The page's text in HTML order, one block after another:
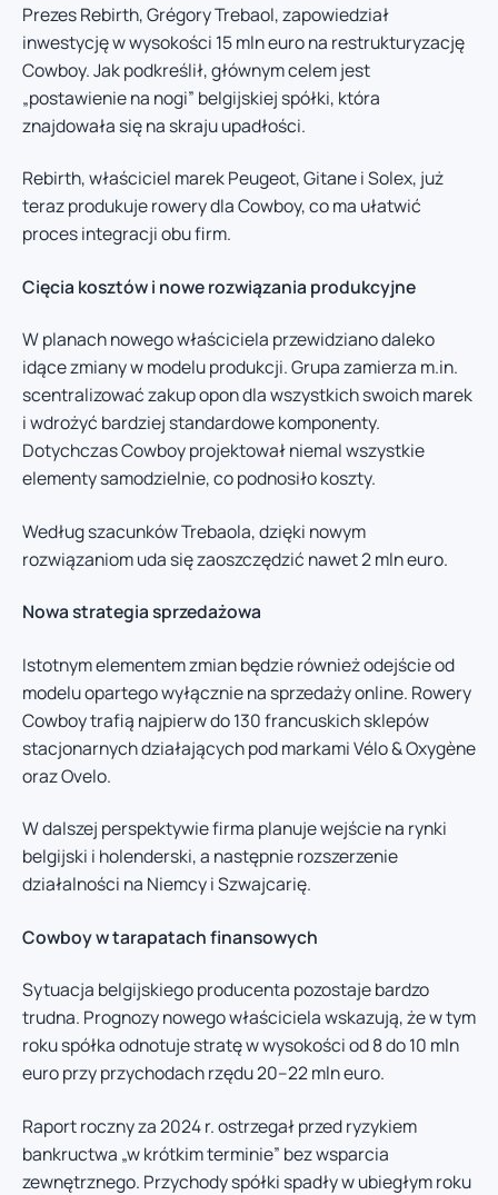
Prezes Rebirth, Grégory Trebaol, zapowiedział
inwestycję w wysokości 15 mln euro na restrukturyzację
Cowboy. Jak podkreślił, głównym celem jest
„postawienie na nogi” belgijskiej spółki, która
znajdowała się na skraju upadłości.
Rebirth, właściciel marek Peugeot, Gitane i Solex, już
teraz produkuje rowery dla Cowboy, co ma ułatwić
proces integracji obu firm.
Cięcia kosztów i nowe rozwiązania produkcyjne
W planach nowego właściciela przewidziano daleko
idące zmiany w modelu produkcji. Grupa zamierza m.in.
scentralizować zakup opon dla wszystkich swoich marek
i wdrożyć bardziej standardowe komponenty.
Dotychczas Cowboy projektował niemal wszystkie
elementy samodzielnie, co podnosiło koszty.
Według szacunków Trebaola, dzięki nowym
rozwiązaniom uda się zaoszczędzić nawet 2 mln euro.
Nowa strategia sprzedażowa
Istotnym elementem zmian będzie również odejście od
modelu opartego wyłącznie na sprzedaży online. Rowery
Cowboy trafią najpierw do 130 francuskich sklepów
stacjonarnych działających pod markami Vélo & Oxygène
oraz Ovelo.
W dalszej perspektywie firma planuje wejście na rynki
belgijski i holenderski, a następnie rozszerzenie
działalności na Niemcy i Szwajcarię.
Cowboy w tarapatach finansowych
Sytuacja belgijskiego producenta pozostaje bardzo
trudna. Prognozy nowego właściciela wskazują, że w tym
roku spółka odnotuje stratę w wysokości od 8 do 10 mln
euro przy przychodach rzędu 20–22 mln euro.
Raport roczny za 2024 r. ostrzegał przed ryzykiem
bankructwa „w krótkim terminie” bez wsparcia
zewnętrznego. Przychody spółki spadły w ubiegłym roku